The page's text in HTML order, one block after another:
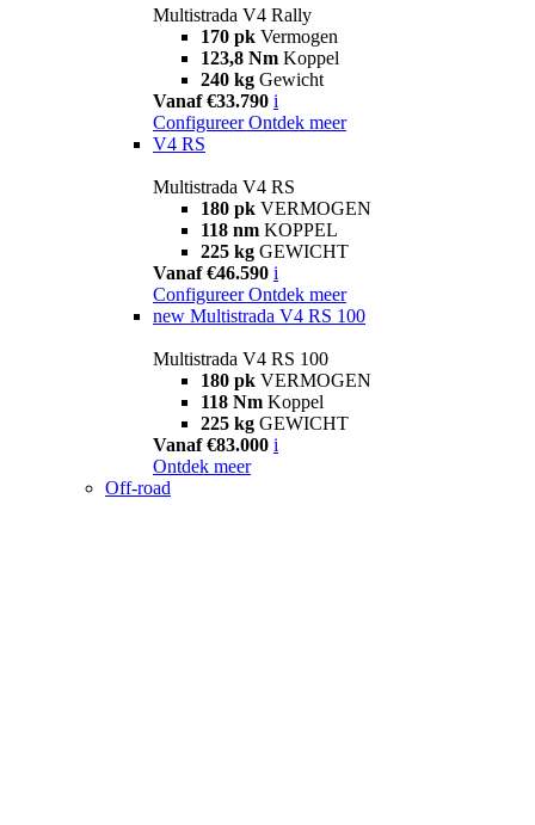
Multistrada V4 Rally
170 pk Vermogen
123,8 Nm Koppel
240 kg Gewicht
Vanaf €33.790 i
Configureer Ontdek meer
V4 RS
Multistrada V4 RS
180 pk VERMOGEN
118 nm KOPPEL
225 kg GEWICHT
Vanaf €46.590 i
Configureer Ontdek meer
new Multistrada V4 RS 100
Multistrada V4 RS 100
180 pk VERMOGEN
118 Nm Koppel
225 kg GEWICHT
Vanaf €83.000 i
Ontdek meer
Off-road